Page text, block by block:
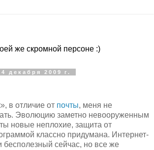
же скромной персоне :)
декабря 2009 г.
в отличие от почты, меня не
Эволюцию заметно невооруженным
новые неплохие, защита от
классно придумана. Интернет-
бесполезный сейчас, но все же